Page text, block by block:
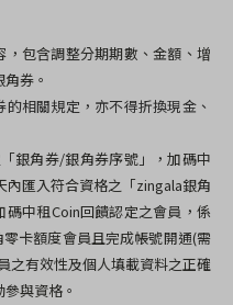
包含調整分期期數、金額、增
券。
相關規定，亦不得折換現金、
銀角券/銀角券序號」，加碼中
內匯入符合資格之「zingala銀角
碼中租Coin回饋認定之會員，係
卡額度會員且完成帳號開通(需
之有效性及個人填載資料之正確
與資格。